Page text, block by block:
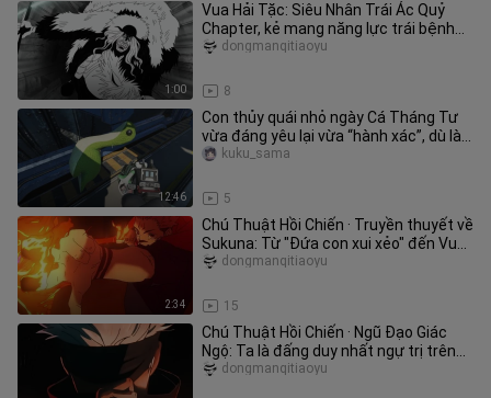
1:00
Vua Hải Tặc: Siêu Nhân Trái Ác Quỷ
Chapter, kẻ mang năng lực trái bệnh
tật!
8
dongmanqitiaoyu
12:46
Con thủy quái nhỏ ngày Cá Tháng Tư
vừa đáng yêu lại vừa “hành xác”, dù là
đối phương hay chính mình
5
kuku_sama
2:34
Chú Thuật Hồi Chiến · Truyền thuyết về
Sukuna: Từ "Đứa con xui xẻo" đến Vua
nguyền rủa!
15
dongmanqitiaoyu
Chú Thuật Hồi Chiến · Ngũ Đạo Giác
Ngộ: Ta là đấng duy nhất ngự trị trên
trời dưới đất!
dongmanqitiaoyu